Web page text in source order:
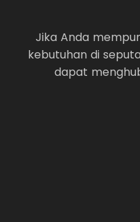
Jika Anda
kebutuhan di
dapat